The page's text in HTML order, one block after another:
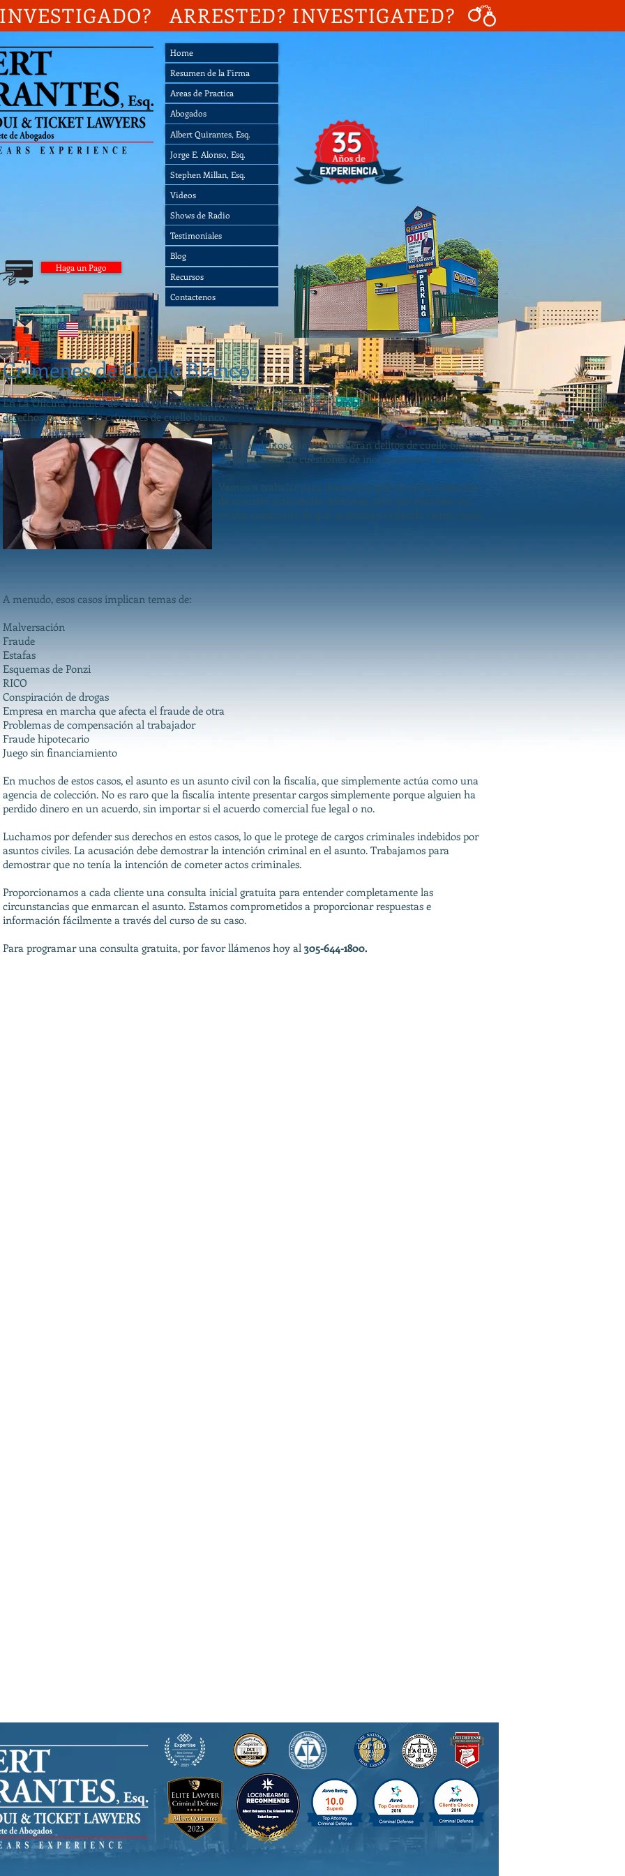
ARRESTED? INVESTIGATED?
Haga un Pago
Home
Resumen de la Firma
Areas de Practica
Abogados
Videos
Shows de Radio
Testimoniales
Blog
Recursos
Contactenos
Home
Resumen de la Firma
Areas de Practica
Abogados
Albert Quirantes, Esq.
Jorge E. Alonso, Esq.
Stephen Millan, Esq.
Videos
Shows de Radio
Testimoniales
Blog
Recursos
Contactenos
Llamenos Ya!
305-644-1800
Crimenes de Cuello Blanco
En La Oficina Jurídica de Albert Quirantes, ofrecemos una sofisticada y completa defensa de sus
derechos en cargos de crímenes de cuello blanco.
Muchos delitos que se consideran delitos de cuello blanco
son simplemente cuestiones de incomprensión financiera.
Vamos a trabajar para demostrar que no tenía intención
de cometer actividades delictivas, sino que más bien no
estaba consciente de que se estaban violando ciertas leyes.
A menudo, esos casos implican temas de:
Malversación
Fraude
Estafas
Esquemas de Ponzi
RICO
Conspiración de drogas
Empresa en marcha que afecta el fraude de otra
Problemas de compensación al trabajador
Fraude hipotecario
Juego sin financiamiento
En muchos de estos casos, el asunto es un asunto civil con la fiscalía, que simplemente actúa como una
agencia de colección. No es raro que la fiscalía intente presentar cargos simplemente porque alguien ha
perdido dinero en un acuerdo, sin importar si el acuerdo comercial fue legal o no.
Luchamos por defender sus derechos en estos casos, lo que le protege de cargos criminales indebidos por
asuntos civiles. La acusación debe demostrar la intención criminal en el asunto. Trabajamos para
demostrar que no tenía la intención de cometer actos criminales.
Proporcionamos a cada cliente una consulta inicial gratuita para entender completamente las
circunstancias que enmarcan el asunto. Estamos comprometidos a proporcionar respuestas e
información fácilmente a través del curso de su caso.
Para programar una consulta gratuita, por favor llámenos hoy al 305-644-1800.
English